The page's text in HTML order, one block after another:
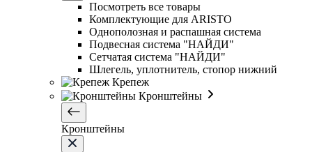
Посмотреть все товары
Комплектующие для ARISTO
Однополозная и распашная система
Подвесная система "НАЙДИ"
Сетчатая система "НАЙДИ"
Шлегель, уплотнитель, стопор нижний
Крепеж
Кронштейны
Кронштейны